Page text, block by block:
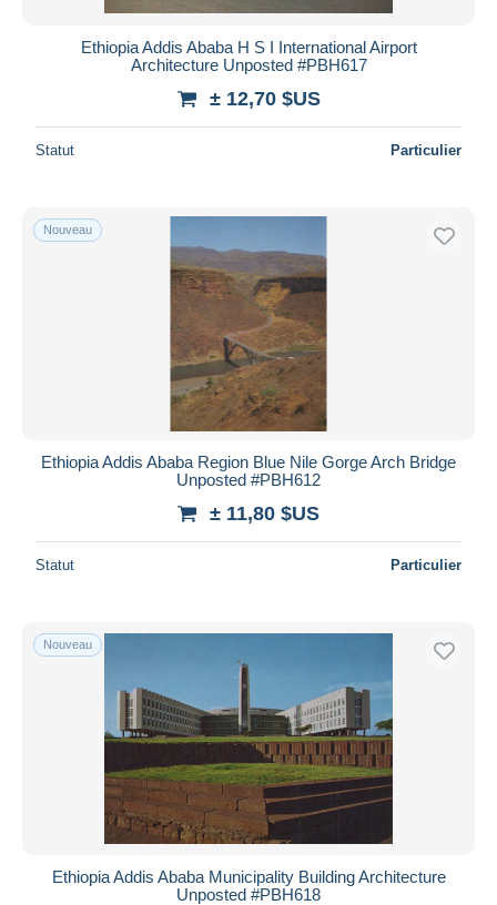
Ethiopia Addis Ababa H S I International Airport
Architecture Unposted #PBH617
± 12,70 $US
Statut Particulier
Nouveau
Ethiopia Addis Ababa Region Blue Nile Gorge Arch Bridge
Unposted #PBH612
± 11,80 $US
Statut Particulier
Nouveau
Ethiopia Addis Ababa Municipality Building Architecture
Unposted #PBH618